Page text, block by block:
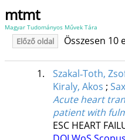
mtmt
Magyar Tudományos Művek Tára
Előző oldal Összesen 10
1. Szakal‐Toth,
Kiraly, Akos ;
Acute heart
patient with
ESC HEART